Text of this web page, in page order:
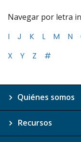
Navegar por letra
I
J K L M N
X
Y Z #
Quiénes somos
Recursos